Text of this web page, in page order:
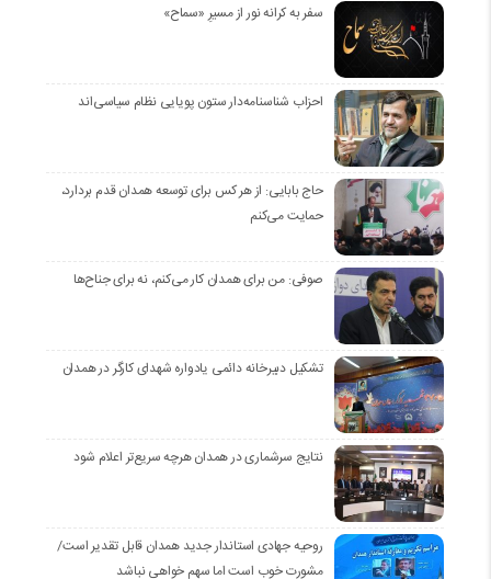
سفر به کرانه‌ نور از مسیرِ «سماح»
احزاب شناسنامه‌دار ستون پویایی نظام سیاسی‌اند
حاج بابایی: از هر کس برای توسعه همدان قدم بردارد،
حمایت می‌کنم
صوفی: من برای همدان کار می‌کنم، نه برای جناح‌ها
تشکیل دبیرخانه دائمی یادواره شهدای کارگر در همدان
نتایج سرشماری در همدان هرچه سریع‌تر اعلام شود
روحیه جهادی استاندار جدید همدان قابل تقدیر است/
مشورت خوب است اما سهم خواهی نباشد